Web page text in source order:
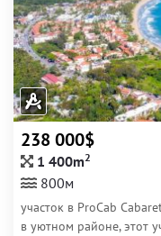
238 000$
1 400m2
800м
участок в ProCab
в уютном районе, этот